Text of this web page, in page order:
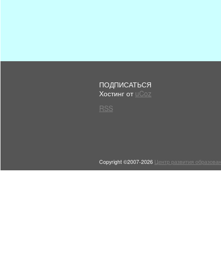
ПОДПИСАТЬСЯ
Хостинг от uCoz
RSS
Copyright ©2007-2026 Центр развития